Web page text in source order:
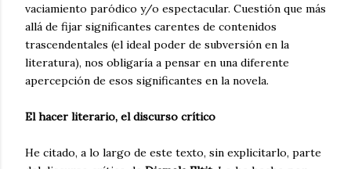
vaciamiento paródico y/o espectacular. Cuestión que más
allá de fijar significantes carentes de contenidos
trascendentales (el ideal poder de subversión en la
literatura), nos obligaría a pensar en una diferente
apercepción de esos significantes en la novela.
El hacer literario, el discurso crítico
He citado, a lo largo de este texto, sin explicitarlo, parte